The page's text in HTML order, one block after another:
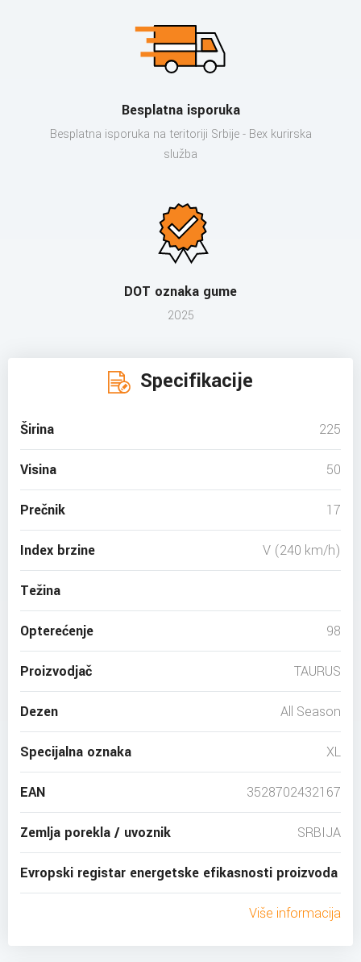
Besplatna isporuka
Besplatna isporuka na teritoriji Srbije - Bex kurirska
služba
DOT oznaka gume
2025
Specifikacije
Širina 225
Visina 50
Prečnik 17
Index brzine V (240 km/h)
Težina
Opterećenje 98
Proizvodjač TAURUS
Dezen All Season
Specijalna oznaka XL
EAN 3528702432167
Zemlja porekla / uvoznik SRBIJA
Evropski registar energetske efikasnosti proizvoda
Više informacija